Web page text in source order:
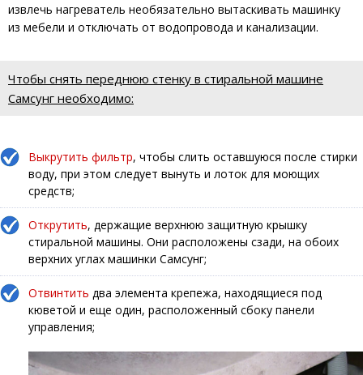
извлечь нагреватель необязательно вытаскивать машинку
из мебели и отключать от водопровода и канализации.
Чтобы снять переднюю стенку в стиральной машине
Самсунг необходимо:
Выкрутить фильтр, чтобы слить оставшуюся после стирки
воду, при этом следует вынуть и лоток для моющих
средств;
Открутить, держащие верхнюю защитную крышку
стиральной машины. Они расположены сзади, на обоих
верхних углах машинки Самсунг;
Отвинтить два элемента крепежа, находящиеся под
кюветой и еще один, расположенный сбоку панели
управления;